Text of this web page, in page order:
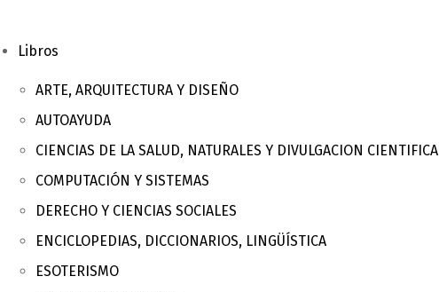
Libros
ARTE, ARQUITECTURA Y DISEÑO
AUTOAYUDA
CIENCIAS DE LA SALUD, NATURALES Y DIVULGACION CIENTIFICA
COMPUTACIÓN Y SISTEMAS
DERECHO Y CIENCIAS SOCIALES
ENCICLOPEDIAS, DICCIONARIOS, LINGÜÍSTICA
ESOTERISMO